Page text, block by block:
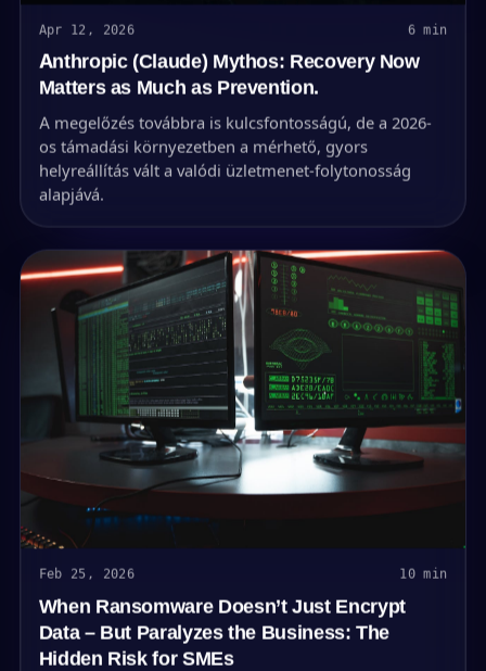
Apr 12, 2026 6 min
Anthropic (Claude) Mythos: Recovery Now
Matters as Much as Prevention.
A megelőzés továbbra is kulcsfontosságú, de a 2026-
os támadási környezetben a mérhető, gyors
helyreállítás vált a valódi üzletmenet-folytonosság
alapjává.
Feb 25, 2026 10 min
When Ransomware Doesn’t Just Encrypt
Data – But Paralyzes the Business: The
Hidden Risk for SMEs